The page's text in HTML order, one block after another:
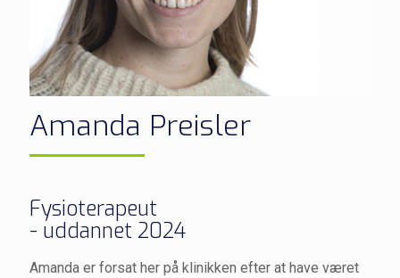
Amanda Preisler
Fysioterapeut
- uddannet 2024
Amanda er forsat her på klinikken efter at have været